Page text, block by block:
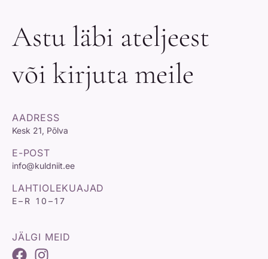
Astu läbi ateljeest
või kirjuta meile
AADRESS
Kesk 21, Põlva
E-POST
info@kuldniit.ee
LAHTIOLEKUAJAD
E–R 10–17
JÄLGI MEID
F
I